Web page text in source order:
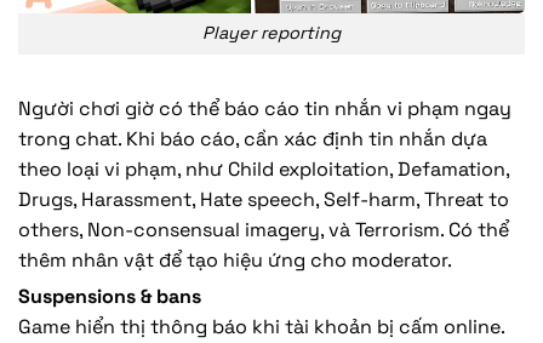
Player reporting
Người chơi giờ có thể báo cáo tin nhắn vi phạm ngay
trong chat. Khi báo cáo, cần xác định tin nhắn dựa
theo loại vi phạm, như Child exploitation, Defamation,
Drugs, Harassment, Hate speech, Self-harm, Threat to
others, Non-consensual imagery, và Terrorism. Có thể
thêm nhân vật để tạo hiệu ứng cho moderator.
Suspensions & bans
Game hiển thị thông báo khi tài khoản bị cấm online.